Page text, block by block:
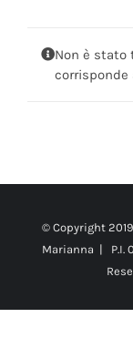
Non è stato
corrisponde
© Copyright
Marianna | P.I.